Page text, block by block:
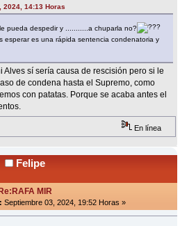
2024, 14:13 Horas
pueda despedir y ...........a chuparla no?
esperar es una rápida sentencia condenatoria y
Alves sí sería causa de rescisión pero si le
de condena hasta el Supremo, como
con patatas. Porque se acaba antes el
En línea
Felipe
MIR
Septiembre 03, 2024, 19:52 Horas »